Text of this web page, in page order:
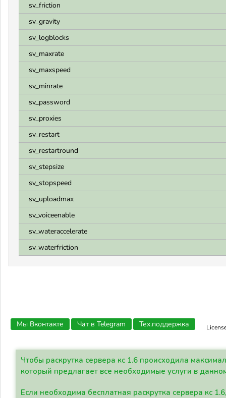
sv_friction
sv_gravity
sv_logblocks
sv_maxrate
sv_maxspeed
sv_minrate
sv_password
sv_proxies
sv_restart
sv_restartround
sv_stepsize
sv_stopspeed
sv_uploadmax
sv_voiceenable
sv_wateraccelerate
sv_waterfriction
Мы Вконтакте Чат в Telegram Тех.поддержка
Чтобы раскрутка сервера кс 1.6 происходила
который предлагает все необходимые услуги в
Если необходима бесплатная раскрутка сервера кс